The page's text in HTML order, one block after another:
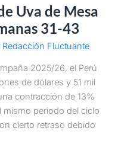
Uva de Mesa
31-43
Redacción Fluctuante
2025/26, el Perú
de dólares y 51 mil
contracción de 13%
mismo periodo del ciclo
cierto retraso debido